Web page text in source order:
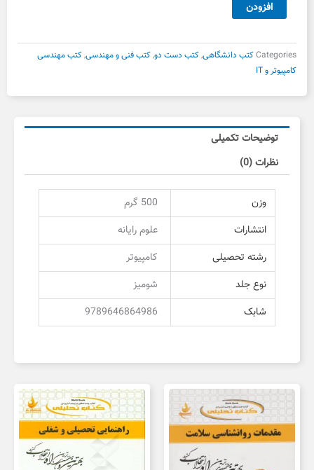
نویسی
دست
دوم
عدد
افزودن
Categoriesکتب دانشگاهی,کتب دست دو,کتب فنی و مهندسی,کتب مهندسی
کامپیوتر و IT
توضیحات تکمیلی
نظرات (0)
وزن
500 گرم
انتشارات
علوم رایانه
رشته تحصیلی
کامپیوتر
نوع جلد
شومیز
شابک
9789646864986